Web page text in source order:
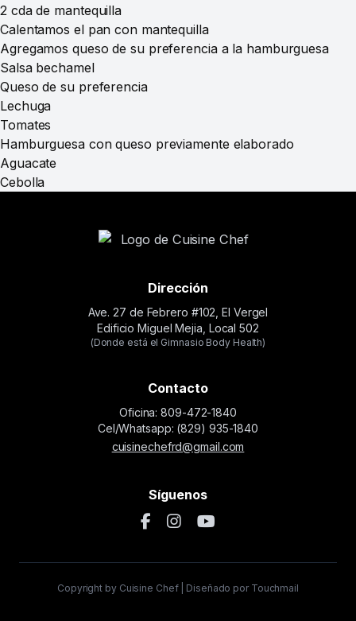
2 cda de mantequilla
Calentamos el pan con mantequilla
Agregamos queso de su preferencia a la hamburguesa
Salsa bechamel
Queso de su preferencia
Lechuga
Tomates
Hamburguesa con queso previamente elaborado
Aguacate
Cebolla
Dirección
Ave. 27 de Febrero #102, El Vergel
Edificio Miguel Mejia, Local 502
(Donde está el Gimnasio Body Health)
Contacto
Oficina: 809-472-1840
Cel/Whatsapp: (829) 935-1840
cuisinechefrd@gmail.com
Síguenos
Copyright by Cuisine Chef | Diseñado por Touchmail